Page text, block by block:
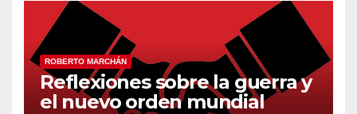
ROBERTO MARCHÁN
Reflexiones sobre la guerra y
el nuevo orden mundial